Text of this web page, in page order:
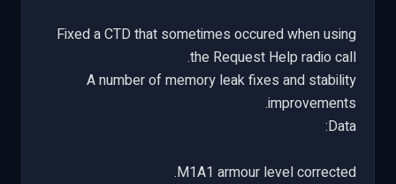
Fixed a CTD that sometimes occured when using
the Request Help radio call.
A number of memory leak fixes and stability
improvements.
Data:
M1A1 armour level corrected.